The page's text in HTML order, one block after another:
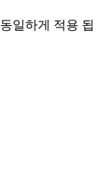
일하게 적용 됩